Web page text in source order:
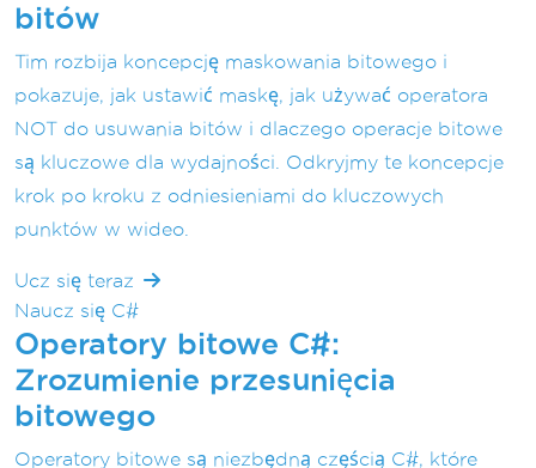
bitów
Tim rozbija koncepcję maskowania bitowego i
pokazuje, jak ustawić maskę, jak używać operatora
NOT do usuwania bitów i dlaczego operacje bitowe
są kluczowe dla wydajności. Odkryjmy te koncepcje
krok po kroku z odniesieniami do kluczowych
punktów w wideo.
Ucz się teraz
Naucz się C#
Operatory bitowe C#:
Zrozumienie przesunięcia
bitowego
Operatory bitowe są niezbędną częścią C#, które